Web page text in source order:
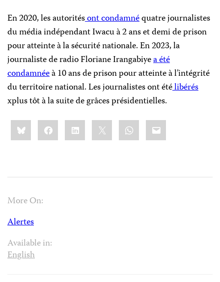
En 2020, les autoritésont condamnéquatre journalistes
du média indépendant Iwacu à 2 ans et demi de prison
pour atteinte à la sécurité nationale. En 2023, la
journaliste de radio Floriane Irangabiyea été
condamnéeà 10 ans de prison pour atteinte à l’intégrité
du territoire national. Les journalistes ont étélibérés
xplus tôt à la suite de grâces présidentielles.
Share
this:BlueskyFacebookLinkedIn WhatsApp
Email
More On:
Alertes
Available in:
English